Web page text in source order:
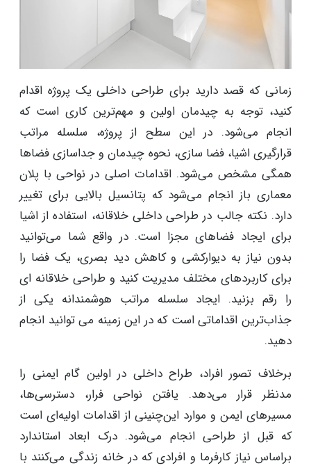
زمانی که قصد دارید برای طراحی داخلی یک پروژه اقدام
کنید، توجه به چیدمان اولین و مهم‌ترین کاری است که
انجام می‌شود. در این سطح از پروژه، سلسله مراتب
قرارگیری اشیا، فضا سازی، نحوه چیدمان و جداسازی فضاها
همگی مشخص می‌شود. اقدامات اصلی در نواحی با پلان
معماری باز انجام می‌شود که پتانسیل بالایی برای تغییر
دارد. نکته جالب در طراحی داخلی خلاقانه، استفاده از اشیا
برای ایجاد فضاهای مجزا است. در واقع شما می‌توانید
بدون نیاز به دیوارکشی و کاهش دید بصری، یک فضا را
برای کاربردهای مختلف مدیریت کنید و طراحی خلاقانه ای
را رقم بزنید. ایجاد سلسله مراتب هوشمندانه یکی از
جذاب‌ترین اقداماتی است که در این زمینه می توانید انجام
دهید.
برخلاف تصور افراد، طراح داخلی در اولین گام ایمنی را
مدنظر قرار می‌دهد. یافتن نواحی فرار، دسترسی‌ها،
مسیرهای ایمن و موارد این‌چنینی از اقدامات اولیه‌ای است
که قبل از طراحی انجام می‌شود. درک ابعاد استاندارد
براساس نیاز کارفرما و افرادی که در خانه زندگی می‌کنند با